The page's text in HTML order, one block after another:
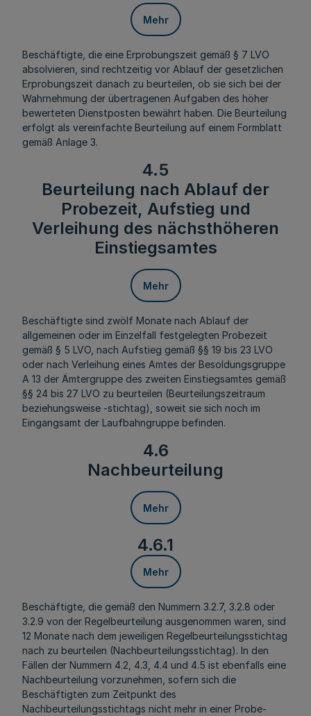
Mehr
Beschäftigte, die eine Erprobungszeit gemäß § 7 LVO
absolvieren, sind rechtzeitig vor Ablauf der gesetzlichen
Erprobungszeit danach zu beurteilen, ob sie sich bei der
Wahrnehmung der übertragenen Aufgaben des höher
bewerteten Dienstposten bewährt haben. Die Beurteilung
erfolgt als vereinfachte Beurteilung auf einem Formblatt
gemäß Anlage 3.
4.5
Beurteilung nach Ablauf der
Probezeit, Aufstieg und
Verleihung des nächsthöheren
Einstiegsamtes
Mehr
Beschäftigte sind zwölf Monate nach Ablauf der
allgemeinen oder im Einzelfall festgelegten Probezeit
gemäß § 5 LVO, nach Aufstieg gemäß §§ 19 bis 23 LVO
oder nach Verleihung eines Amtes der Besoldungsgruppe
A 13 der Ämtergruppe des zweiten Einstiegsamtes gemäß
§§ 24 bis 27 LVO zu beurteilen (Beurteilungszeitraum
beziehungsweise -stichtag), soweit sie sich noch im
Eingangsamt der Laufbahngruppe befinden.
4.6
Nachbeurteilung
Mehr
4.6.1
Mehr
Beschäftigte, die gemäß den Nummern 3.2.7, 3.2.8 oder
3.2.9 von der Regelbeurteilung ausgenommen waren, sind
12 Monate nach dem jeweiligen Regelbeurteilungsstichtag
nach zu beurteilen (Nachbeurteilungsstichtag). In den
Fällen der Nummern 4.2, 4.3, 4.4 und 4.5 ist ebenfalls eine
Nachbeurteilung vorzunehmen, sofern sich die
Beschäftigten zum Zeitpunkt des
Nachbeurteilungsstichtags nicht mehr in einer Probe-